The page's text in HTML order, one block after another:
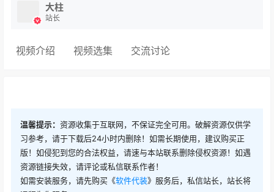
大柱
站长
视频介绍 视频选集 交流讨论
温馨提示： 资源收集于互联网，不保证完全可用。破解资源仅供学
习参考，请于下载后24小时内删除！如需长期使用，建议购买正
版！如侵犯到您的合法权益，请速与本站联系删除侵权资源！如遇
资源链接失效，请评论或私信联系作者！
如需安装服务，请先购买《软件代装》服务后，私信站长，站长将